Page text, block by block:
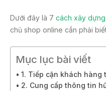
Dưới đây là 7 cách xây
chủ shop online cần phải
Mục lục bài viết
1. Tiếp cận khách hàng
2. Cung cấp thông tin